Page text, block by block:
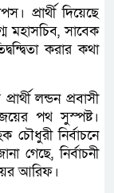
প্রার্থী দিয়েছে
মহাসচিব, সাবেক
করার কথা
লন্ডন প্রবাসী
পথ সুস্পষ্ট।
চৌধুরী নির্বাচনে
গেছে, নির্বাচনী
আরিফ।